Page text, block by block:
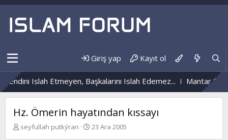
Giriş yap Kayıt ol
Kendini Islah Etmeyen, Başkalarını Islah Edemez... Mantar
Hz. Ömerin hayatından kıssayı
K
seyfullah putkýran
B
23 Ara 2005